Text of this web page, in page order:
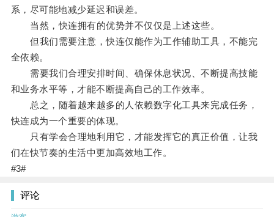
系，尽可能地减少延迟和误差。
当然，快连拥有的优势并不仅仅是上述这些。
但我们需要注意，快连仅能作为工作辅助工具，不能完
全依赖。
需要我们合理安排时间、确保休息状况、不断提高技能
和业务水平等，才能不断提高自己的工作效率。
总之，随着越来越多的人依赖数字化工具来完成任务，
快连成为一个重要的体现。
只有学会合理地利用它，才能发挥它的真正价值，让我
们在快节奏的生活中更加高效地工作。
#3#
评论